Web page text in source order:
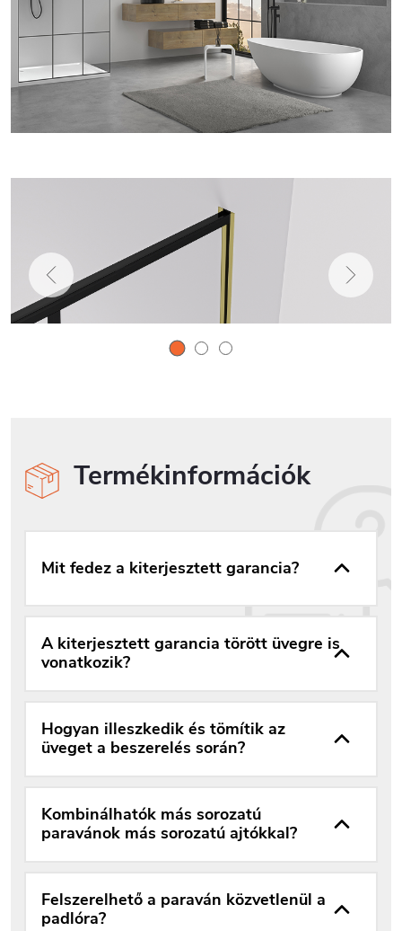
Termékinformációk
Mit fedez a kiterjesztett garancia?
A kiterjesztett garancia törött üvegre is
vonatkozik?
Hogyan illeszkedik és tömítik az
üveget a beszerelés során?
Kombinálhatók más sorozatú
paravánok más sorozatú ajtókkal?
Felszerelhető a paraván közvetlenül a
padlóra?